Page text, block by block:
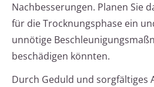
Nachbesserungen. Planen Sie
für die Trocknungsphase ein
unnötige
beschädigen könnten.
Durch Geduld und sorgfältiges